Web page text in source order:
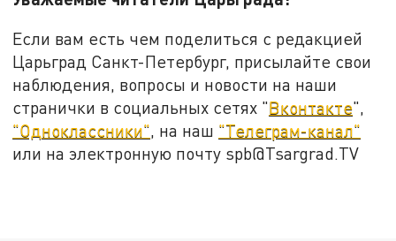
Если вам есть чем поделиться с редакцией
Царьград Санкт-Петербург, присылайте свои
наблюдения, вопросы и новости на наши
странички в социальных сетях "Вконтакте",
"Одноклассники", на наш "Телеграм-канал"
или на электронную почту spb@Tsargrad.TV